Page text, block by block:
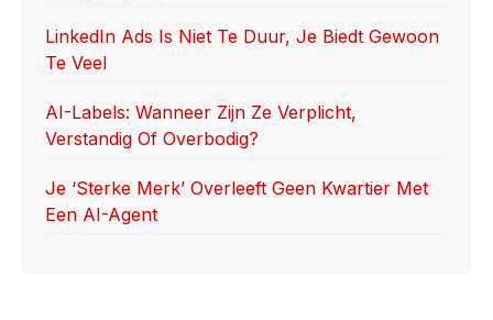
LinkedIn Ads Is Niet Te Duur, Je Biedt Gewoon
Te Veel
AI-Labels: Wanneer Zijn Ze Verplicht,
Verstandig Of Overbodig?
Je ‘sterke Merk’ Overleeft Geen Kwartier Met
Een AI-Agent